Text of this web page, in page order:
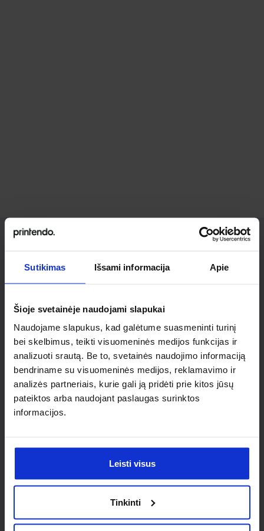
Sutikimas Išsami informacija Apie
Šioje svetainėje naudojami slapukai
Naudojame slapukus, kad galėtume suasmeninti turinį
bei skelbimus, teikti visuomeninės medijos funkcijas ir
analizuoti srautą. Be to, svetainės naudojimo informaciją
bendriname su visuomeninės medijos, reklamavimo ir
analizės partneriais, kurie gali ją pridėti prie kitos jūsų
pateiktos arba naudojant paslaugas surinktos
informacijos.
Leisti visus
Tinkinti
Ieškai
individualaus
sprendimo?
Susisiek su mumis dėl
nestandartinio produkto aptarimo.
Susisiekti